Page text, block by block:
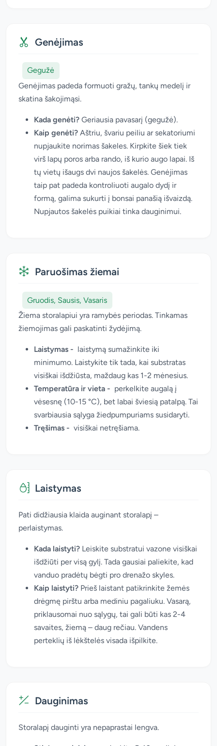
Genėjimas
Gegužė
Genėjimas padeda formuoti gražų, tankų medelį ir
skatina šakojimąsi.
Kada genėti? Geriausia pavasarį (gegužė).
Kaip genėti? Aštriu, švariu peiliu ar sekatoriumi
nupjaukite norimas šakeles. Kirpkite šiek tiek
virš lapų poros arba rando, iš kurio augo lapai. Iš
tų vietų išaugs dvi naujos šakelės. Genėjimas
taip pat padeda kontroliuoti augalo dydį ir
formą, galima sukurti į bonsai panašią išvaizdą.
Nupjautos šakelės puikiai tinka dauginimui.
Paruošimas žiemai
Gruodis, Sausis, Vasaris
Žiema storalapiui yra ramybės periodas. Tinkamas
žiemojimas gali paskatinti žydėjimą.
Laistymas - laistymą sumažinkite iki
minimumo. Laistykite tik tada, kai substratas
visiškai išdžiūsta, maždaug kas 1-2 mėnesius.
Temperatūra ir vieta - perkelkite augalą į
vėsesnę (10-15 °C), bet labai šviesią patalpą. Tai
svarbiausia sąlyga žiedpumpuriams susidaryti.
Tręšimas - visiškai netręšiama.
Laistymas
Pati didžiausia klaida auginant storalapį –
perlaistymas.
Kada laistyti? Leiskite substratui vazone visiškai
išdžiūti per visą gylį. Tada gausiai paliekite, kad
vanduo pradėtų bėgti pro drenažo skyles.
Kaip laistyti? Prieš laistant patikrinkite žemės
drėgmę pirštu arba mediniu pagaliuku. Vasarą,
priklausomai nuo sąlygų, tai gali būti kas 2-4
savaites, žiemą – daug rečiau. Vandens
perteklių iš lėkštelės visada išpilkite.
Dauginimas
Storalapį dauginti yra nepaprastai lengva.